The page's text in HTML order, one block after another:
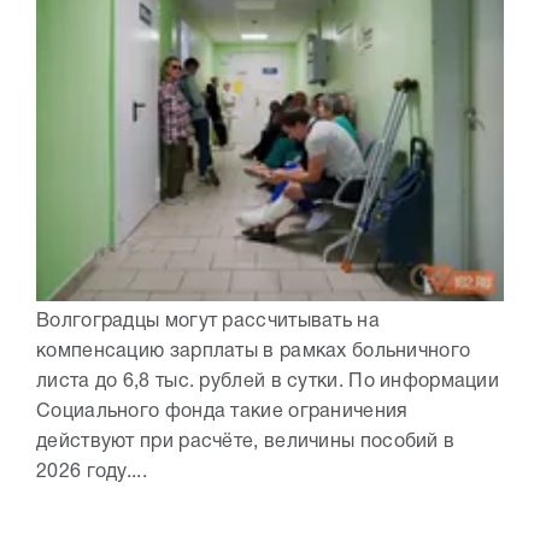
Волгоградцы могут рассчитывать на
компенсацию зарплаты в рамках больничного
листа до 6,8 тыс. рублей в сутки. По информации
Социального фонда такие ограничения
действуют при расчёте, величины пособий в
2026 году....